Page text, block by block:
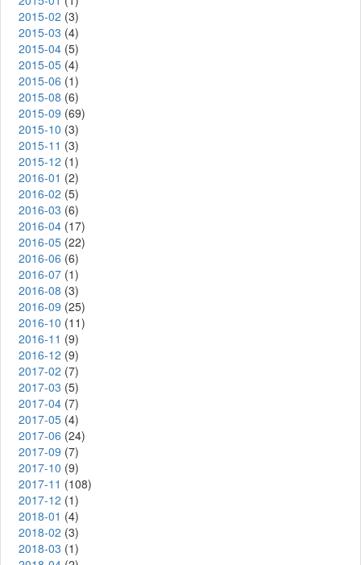
2015-02 (3)
2015-03 (4)
2015-04 (5)
2015-05 (4)
2015-06 (1)
2015-08 (6)
2015-09 (69)
2015-10 (3)
2015-11 (3)
2015-12 (1)
2016-01 (2)
2016-02 (5)
2016-03 (6)
2016-04 (17)
2016-05 (22)
2016-06 (6)
2016-07 (1)
2016-08 (3)
2016-09 (25)
2016-10 (11)
2016-11 (9)
2016-12 (9)
2017-02 (7)
2017-03 (5)
2017-04 (7)
2017-05 (4)
2017-06 (24)
2017-09 (7)
2017-10 (9)
2017-11 (108)
2017-12 (1)
2018-01 (4)
2018-02 (3)
2018-03 (1)